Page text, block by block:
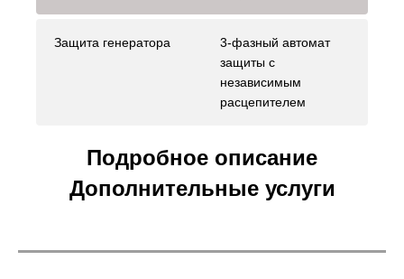
Защита генератора
3-фазный автомат
защиты с
независимым
расцепителем
Подробное описание
Дополнительные услуги